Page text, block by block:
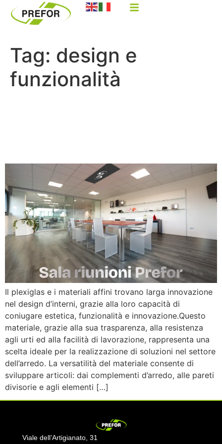
Tag: design e
funzionalità
Il plexiglas e i materiali affini trovano larga innovazione
nel design d’interni, grazie alla loro capacità di
coniugare estetica, funzionalità e innovazione.Questo
materiale, grazie alla sua trasparenza, alla resistenza
agli urti ed alla facilità di lavorazione, rappresenta una
scelta ideale per la realizzazione di soluzioni nel settore
dell’arredo. La versatilità del materiale consente di
sviluppare articoli: dai complementi d’arredo, alle pareti
divisorie e agli elementi […]
Viale dell’Artigianato, 31